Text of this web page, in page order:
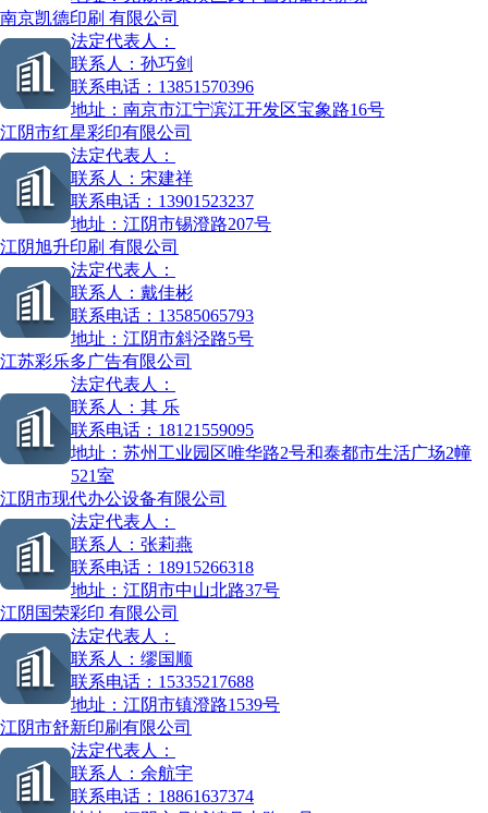
南京凯德印刷 有限公司
法定代表人：
联系人： 孙巧剑
联系电话： 13851570396
地址： 南京市江宁滨江开发区宝象路16号
江阴市红星彩印有限公司
法定代表人：
联系人： 宋建祥
联系电话： 13901523237
地址： 江阴市锡澄路207号
江阴旭升印刷 有限公司
法定代表人：
联系人： 戴佳彬
联系电话： 13585065793
地址： 江阴市斜泾路5号
江苏彩乐多广告有限公司
法定代表人：
联系人： 其 乐
联系电话： 18121559095
地址： 苏州工业园区唯华路2号和泰都市生活广场2幢
521室
江阴市现代办公设备有限公司
法定代表人：
联系人： 张莉燕
联系电话： 18915266318
地址： 江阴市中山北路37号
江阴国荣彩印 有限公司
法定代表人：
联系人： 缪国顺
联系电话： 15335217688
地址： 江阴市镇澄路1539号
江阴市舒新印刷有限公司
法定代表人：
联系人： 余航宇
联系电话： 18861637374